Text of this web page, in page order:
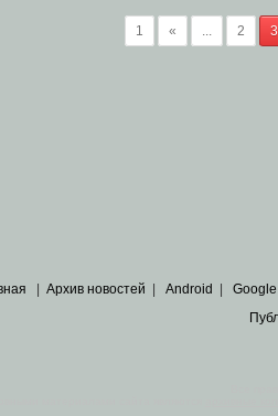
1 « 2 3
| Архив новостей | Android | Google